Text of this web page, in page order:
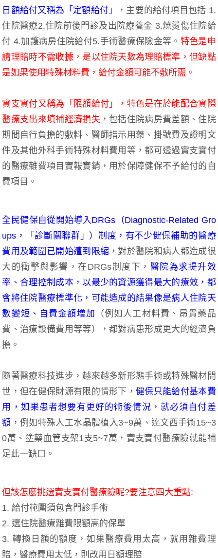
日額給付又稱為「定額給付」
，主要的給付項目包括 1.
住院醫療2.住院前後門診及出院療養金 3.燒燙傷住院給
付 4.加護病房住院給付5.手術醫療保險金等。 特色是申
請理賠時不需收據，是以住院天數為理賠標準，但缺點
是如果使用特殊材料費，給付金額可能不敷所需。
實支實付又稱為「限額給付」，特色是在於能配合實際
醫療支出來填補經濟損失 ，包括住院病房費差額、住院
期間自行負擔的敷料、醫師指示用藥、掛號費及證明文
件及其他外科手術特殊材料費用等，都可透過實支實付
的醫療雜費項目實報實銷，用於保障健保不予給付的自
費項目。
全民健保自從開始導入DRGs（Diagnostic-Related Gro
ups，「診斷關聯群」）制度，有不少健保補助的醫療
費用及範圍已開始遭到限縮 ，對於醫院和病人都造成很
大的衝擊與影響，在DRGs制度下， 醫院為求提升效
率、合理控制成本，以最少的資源獲得最大的療效，都
會將住院醫療標準化，可能造成的結果像是病人住院天
數變短、自費金額增加 （例如人工材料費、昂貴藥品
費、治療設備費用等等），都對病患形成更大的經濟負
擔。
隨著醫療科技進步，越來越多新形態手術或特殊醫材問
世，但在健保財源有限的情形下，健保只能給付基本費
用，如果患者想要有更好的術後情況，就必須自付差
額 ，例如特殊人工水晶體植入3~9萬、達文西手術15~3
0萬、塗藥血管支架1支5~7萬，實支實付醫療險就能補
足此一缺口。
但該怎麼挑選實支實付醫療險呢?要注意四大重點:
1. 給付範圍須包含門診手術
2. 選住院醫療雜費限額高的保單
3. 轉換日額的額度，如果醫療費用太高，就用雜費理
賠，醫療費用太低，則改用日額理賠